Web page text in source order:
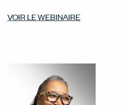
VOIR LE WEBINAIRE